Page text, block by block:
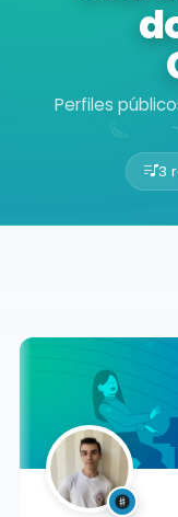
Perfiles
3
Buscador de